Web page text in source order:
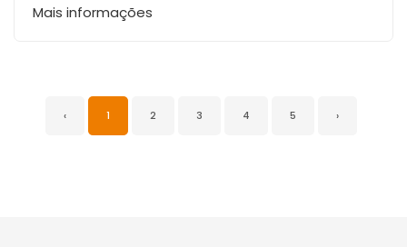
Mais informações
‹ 1 2 3 4 5 ›